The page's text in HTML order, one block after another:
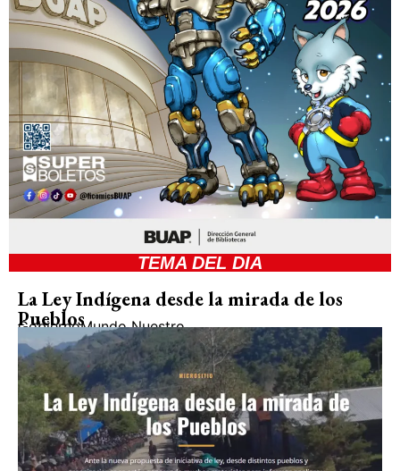
TEMA DEL DIA
La Ley Indígena desde la mirada de los
Pueblos
GobiernoMundo Nuestro